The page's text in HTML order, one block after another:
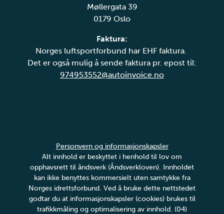
Møllergata 39
0179 Oslo
Faktura:
Norges luftsportforbund har EHF faktura.
Det er også mulig å sende faktura pr. epost til:
974953552@autoinvoice.no
Personvern og informasjonskapsler
Alt innhold er beskyttet i henhold til lov om
opphavsrett til åndsverk (Åndsverkloven). Innholdet
kan ikke benyttes kommersielt uten samtykke fra
Norges idrettsforbund. Ved å bruke dette nettstedet
godtar du at informasjonskapsler (cookies) brukes til
trafikkmåling og optimalisering av innhold. (04)